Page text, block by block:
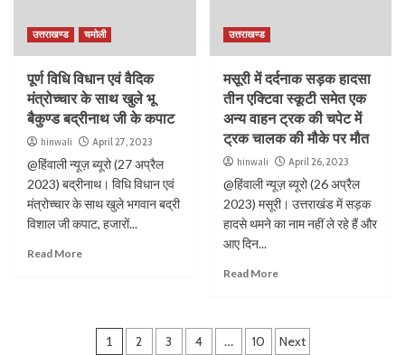
उत्तराखण्ड चमोली
पूर्ण विधि विधान एवं वैदिक
मंत्रोच्चार के साथ खुले भू
बैकुण्ड बद्रीनाथ जी के कपाट
hinwali April 27, 2023
@हिंवाली न्यूज़ ब्यूरो (27 अप्रैल
2023) बद्रीनाथ। विधि विधान एवं
मंत्रोच्चार के साथ खुले भगवान बद्री
विशाल जी कपाट, हजारों...
Read More
उत्तराखण्ड
मसूरी में दर्दनाक सड़क हादसा
तीन एक्टिवा स्कूटी समेत एक
अन्य वाहन ट्रक की चपेट में
ट्रक चालक की मौके पर मौत
hinwali April 26, 2023
@हिंवाली न्यूज़ ब्यूरो (26 अप्रैल
2023) मसूरी। उत्तराखंड में सड़क
हादसे थमने का नाम नहीं ले रहे हैं और
आए दिन...
Read More
1 2 3 4 … 10 Next